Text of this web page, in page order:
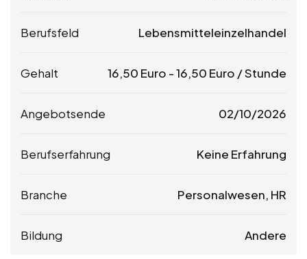
Berufsfeld Lebensmitteleinzelhandel
Gehalt 16,50 Euro -16,50 Euro / Stunde
Angebotsende 02/10/2026
Berufserfahrung Keine Erfahrung
Branche Personalwesen, HR
Bildung Andere